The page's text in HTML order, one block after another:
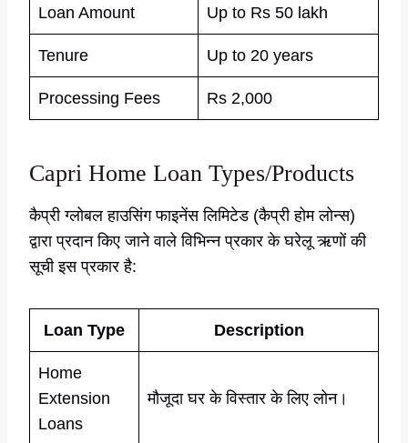
Loan Amount Up to Rs 50 lakh
Tenure Up to 20 years
Processing Fees Rs 2,000
Capri Home Loan Types/Products
कैप्री ग्लोबल हाउसिंग फाइनेंस लिमिटेड (कैप्री होम लोन्स)
द्वारा प्रदान किए जाने वाले विभिन्न प्रकार के घरेलू ऋणों की
सूची इस प्रकार है:
Loan Type Description
Home
Extension
Loans
मौजूदा घर के विस्तार के लिए लोन।